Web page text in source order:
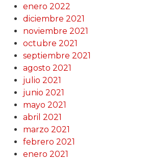
enero 2022
diciembre 2021
noviembre 2021
octubre 2021
septiembre 2021
agosto 2021
julio 2021
junio 2021
mayo 2021
abril 2021
marzo 2021
febrero 2021
enero 2021